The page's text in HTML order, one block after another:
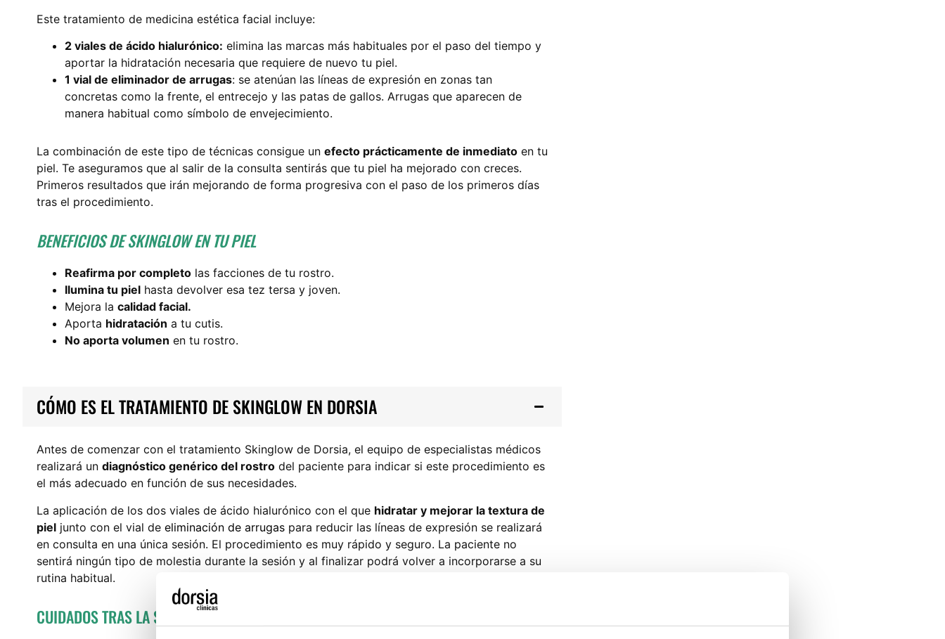
Este tratamiento de medicina estética facial incluye:
2 viales de ácido hialurónico: elimina las marcas más habituales por el paso del tiempo y
aportar la hidratación necesaria que requiere de nuevo tu piel.
1 vial de eliminador de arrugas: se atenúan las líneas de expresión en zonas tan
concretas como la frente, el entrecejo y las patas de gallos. Arrugas que aparecen de
manera habitual como símbolo de envejecimiento.
La combinación de este tipo de técnicas consigue un efecto prácticamente de inmediato en tu
piel. Te aseguramos que al salir de la consulta sentirás que tu piel ha mejorado con creces.
Primeros resultados que irán mejorando de forma progresiva con el paso de los primeros días
tras el procedimiento.
BENEFICIOS DE SKINGLOW EN TU PIEL
Reafirma por completo las facciones de tu rostro.
Ilumina tu piel hasta devolver esa tez tersa y joven.
Mejora la calidad facial.
Aporta hidratación a tu cutis.
No aporta volumen en tu rostro.
CÓMO ES EL TRATAMIENTO DE SKINGLOW EN DORSIA
Antes de comenzar con el tratamiento Skinglow de Dorsia, el equipo de especialistas médicos
realizará un diagnóstico genérico del rostro del paciente para indicar si este procedimiento es
el más adecuado en función de sus necesidades.
La aplicación de los dos viales de ácido hialurónico con el que hidratar y mejorar la textura de
piel junto con el vial de eliminación de arrugas para reducir las líneas de expresión se realizará
en consulta en una única sesión. El procedimiento es muy rápido y seguro. La paciente no
sentirá ningún tipo de molestia durante la sesión y al finalizar podrá volver a incorporarse a su
rutina habitual.
CUIDADOS TRAS LA SESIÓN DE SKINGLOW